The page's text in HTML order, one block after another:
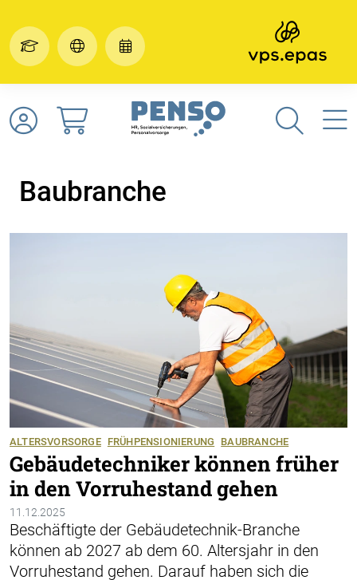
Baubranche
ALTERSVORSORGE FRÜHPENSIONIERUNG BAUBRANCHE
Gebäudetechniker können früher
in den Vorruhestand gehen
11.12.2025
Beschäftigte der Gebäudetechnik-Branche
können ab 2027 ab dem 60. Altersjahr in den
Vorruhestand gehen. Darauf haben sich die